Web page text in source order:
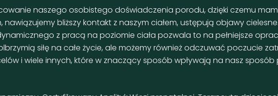
naszego osobistego doświadczenia porodu, dzięki czemu
bliższy kontakt z naszym ciałem, ustępują objawy cielesne.
z pracą na poziomie ciała pozwala to na pełniejsze
siłę na całe życie, ale możemy również odczuwać poczucie
i wiele innych, które w znaczący sposób wpływają na nasz